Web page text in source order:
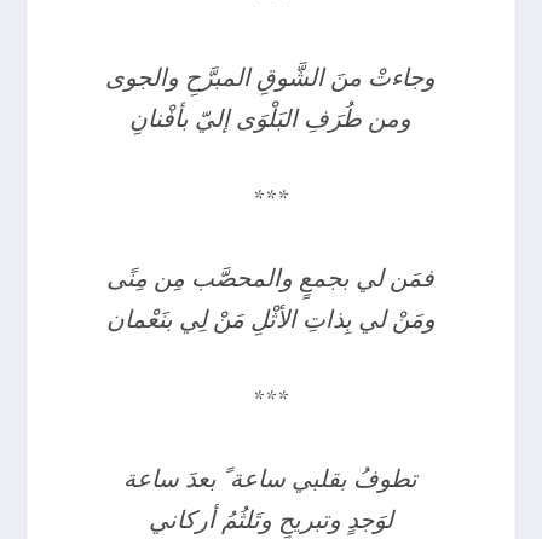
وجاءتْ منَ الشَّوقِ المبرَّحِ والجوى
ومن طُرَفِ البَلْوَى إليّ بأفْنانِ
***
فمَن لي بجمعٍ والمحصَّب مِن مِنًى
ومَنْ لي بِذاتِ الأثْلِ مَنْ لِي بنَعْمان
***
تطوفُ بقلبي ساعة ً بعدَ ساعة
لوَجدٍ وتبريحٍ وتَلثُمُ أركاني